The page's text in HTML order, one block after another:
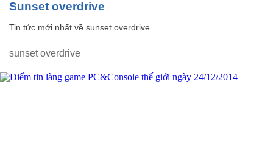
sunset overdrive
Tin tức mới nhất về sunset overdrive
sunset overdrive